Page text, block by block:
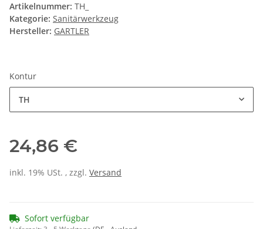
Artikelnummer: TH_
Kategorie: Sanitärwerkzeug
Hersteller: GARTLER
Kontur
TH
24,86 €
inkl. 19% USt. , zzgl. Versand
Sofort verfügbar